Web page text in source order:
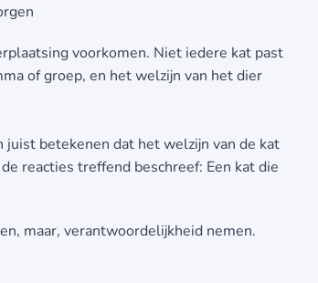
voorkomen. Niet iedere kat past
of groep, en het welzijn van het dier
juist betekenen dat het welzijn van de kat
reacties treffend beschreef: Een kat die
maar, verantwoordelijkheid nemen.